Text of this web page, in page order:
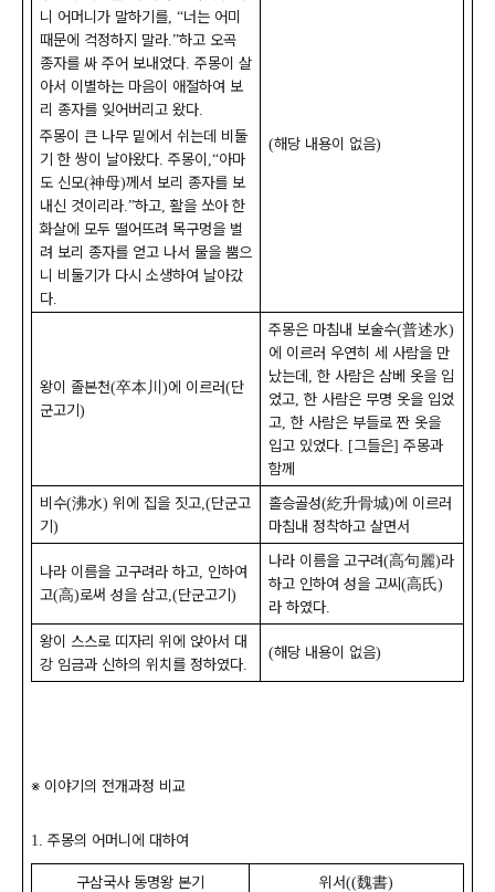
니 어머니가 말하기를, “너는 어미
때문에 걱정하지 말라.”하고 오곡
종자를 싸 주어 보내었다. 주몽이 살
아서 이별하는 마음이 애절하여 보
리 종자를 잊어버리고 왔다.
주몽이 큰 나무 밑에서 쉬는데 비둘
기 한 쌍이 날아왔다. 주몽이 ,“아마
도 신모(神母)께서 보리 종자를 보
내신 것이리라.”하고,활을 쏘아 한
화살에 모두 떨어뜨려 목구멍을 벌
려 보리 종자를 얻고 나서 물을 뿜으
니 비둘기가 다시 소생하여 날아갔
다.
(해당 내용이 없음)
왕이 졸본천(卒本川)에 이르러(단
군고기)
주몽은 마침내 보술수(普述水)
에 이르러 우연히 세 사람을 만
났는데 한 사람은 삼베 옷을 입
었고, 한 사람은 무명 옷을 입었
고, 한 사람은 부들로 짠 옷을
입고 있었다. [그들은] 주몽과
함께
비수(沸水) 위에 집을 짓고,(단군고
기)
홀승골성(紇升骨城)에 이르러
마침내 정착하고 살면서
나라 이름을 고구려라 하고, 인하여
고(高)로써 성을 삼고,(단군고기)
나라 이름을 고구려(高句麗)라
하고 인하여 성을 고씨(高氏)
라 하였다.
왕이 스스로 띠자리 위에 앉아서 대
강 임금과 신하의 위치를 정하였다.
(해당 내용이 없음)
※ 이야기의 전개과정 비교
1. 주몽의 어머니에 대하여
구삼국사 동명왕 본기 위서((魏書)